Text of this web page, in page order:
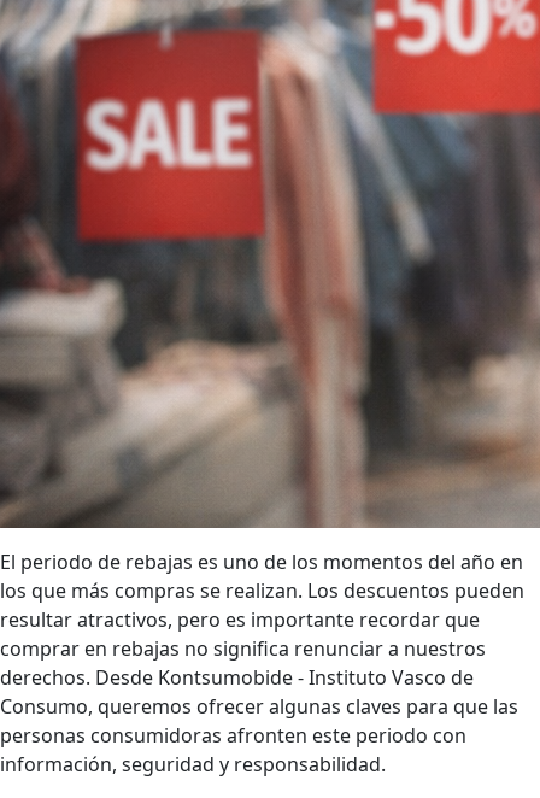
El periodo de rebajas es uno de los momentos del año en
los que más compras se realizan. Los descuentos pueden
resultar atractivos, pero es importante recordar que
comprar en rebajas no significa renunciar a nuestros
derechos. Desde Kontsumobide - Instituto Vasco de
Consumo, queremos ofrecer algunas claves para que las
personas consumidoras afronten este periodo con
información, seguridad y responsabilidad.